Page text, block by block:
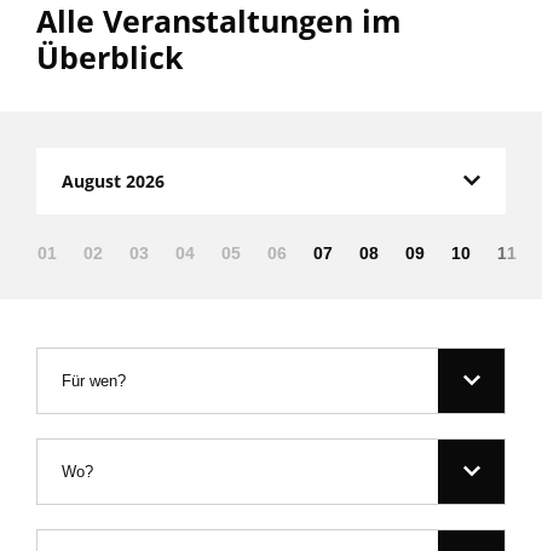
Alle Veranstaltungen im
Überblick
August 2026
01 02 03 04 05 06 07 08 09 10 11
Für wen?
Wo?